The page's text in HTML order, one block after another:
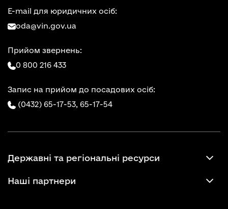
E-mail для юридичних осіб:
oda@vin.gov.ua
Прийом звернень:
0 800 216 433
Запис на прийом до посадових осіб:
(0432) 65-17-53, 65-17-54
Державні та регіональні ресурси
Наші партнери